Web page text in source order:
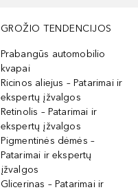
GROŽIO TENDENCIJOS
Prabangūs automobilio
kvapai
Ricinos aliejus – Patarimai ir
ekspertų įžvalgos
Retinolis – Patarimai ir
ekspertų įžvalgos
Pigmentinės dėmės –
Patarimai ir ekspertų
įžvalgos
Glicerinas – Patarimai ir